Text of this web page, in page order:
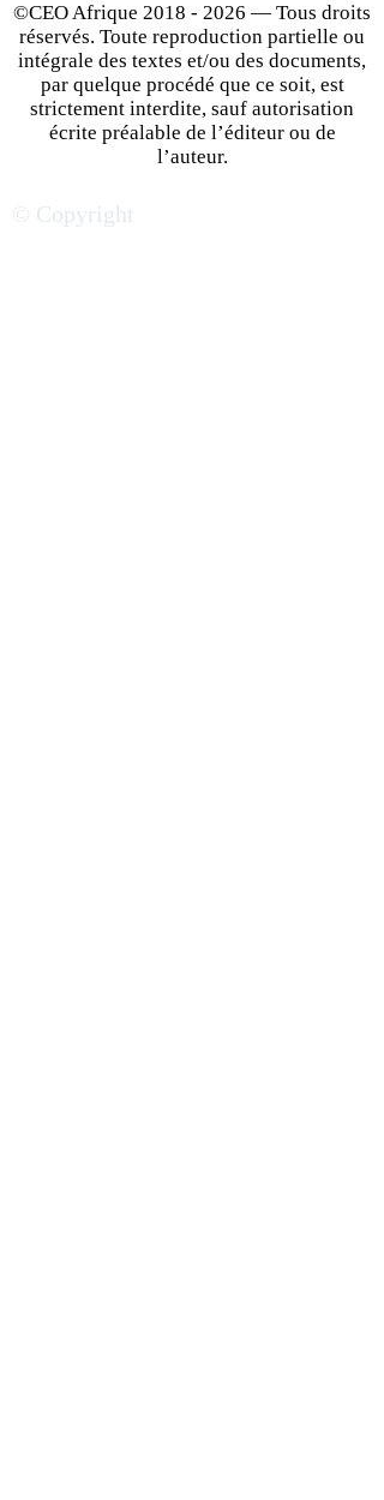
Investir en Angola : entre
opportunités business
©CEO Afrique 2018 - 2026 — Tous droits
réservés. Toute reproduction partielle ou
intégrale des textes et/ou des documents,
par quelque procédé que ce soit, est
strictement interdite, sauf autorisation
écrite préalable de l’éditeur ou de
l’auteur.
© Copyright